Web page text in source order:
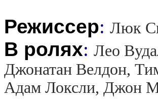
Режиссер: Люк
В ролях: Лео
Джонатан Велдон,
Адам Локсли, Джон